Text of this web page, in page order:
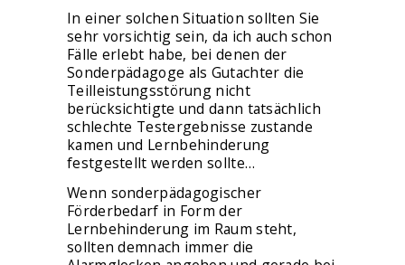
In einer solchen Situation sollten Sie
sehr vorsichtig sein, da ich auch schon
Fälle erlebt habe, bei denen der
Sonderpädagoge als Gutachter die
Teilleistungsstörung nicht
berücksichtigte und dann tatsächlich
schlechte Testergebnisse zustande
kamen und Lernbehinderung
festgestellt werden sollte…
Wenn sonderpädagogischer
Förderbedarf in Form der
Lernbehinderung im Raum steht,
sollten demnach immer die